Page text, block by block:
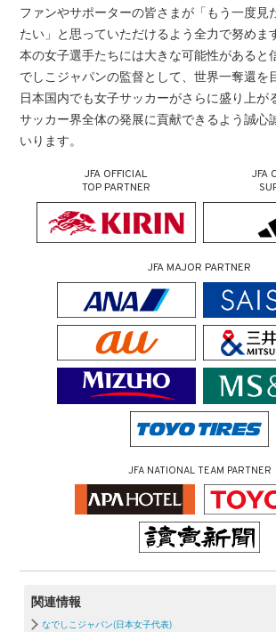
ファンやサポーターの皆さまが「もう一度見
たい」と思っていただけるよう全力で努めま
本の女子選手たちには大きな可能性があると
でしこジャパンの監督として、世界一奪還を
日本国内でも女子サッカーがさらに盛り上が
サッカー界全体の発展に貢献できるよう誠心
いります。
JFA OFFICIAL
TOP PARTNER
JFA
JFA MAJOR PARTNER
JFA NATIONAL TEAM PARTNER
関連情報
なでしこジャパン(日本女子代表)